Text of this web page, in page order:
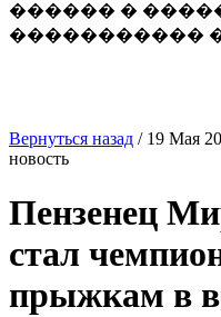
������ �
�����������
Вернуться назад / 19 Мая
новость
Пензенец
стал
прыжкам в